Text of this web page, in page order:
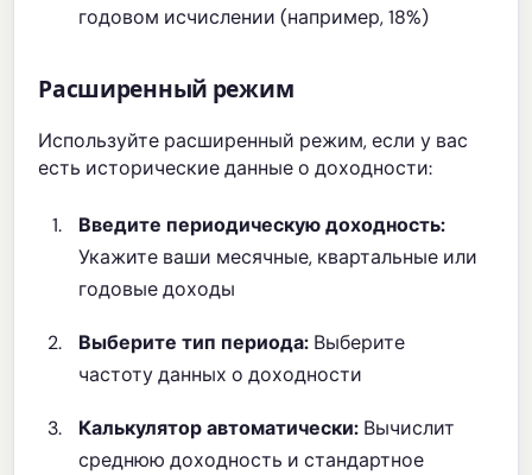
годовом исчислении (например, 18%)
Расширенный режим
Используйте расширенный режим, если у вас
есть исторические данные о доходности:
Введите периодическую доходность:
Укажите ваши месячные, квартальные или
годовые доходы
Выберите тип периода: Выберите
частоту данных о доходности
Калькулятор автоматически: Вычислит
среднюю доходность и стандартное